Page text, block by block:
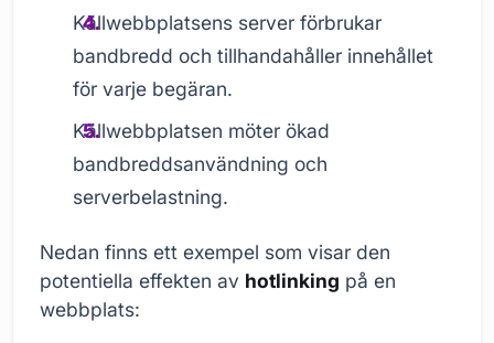
Källwebbplatsens server förbrukar
bandbredd och tillhandahåller innehållet
för varje begäran.
Källwebbplatsen möter ökad
bandbreddsanvändning och
serverbelastning.
Nedan finns ett exempel som visar den
potentiella effekten av hotlinking på en
webbplats: